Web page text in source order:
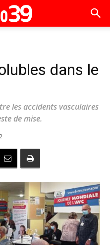
dans le
les accidents vasculaires
de mise.